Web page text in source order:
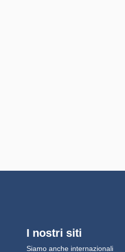
I nostri siti
Siamo anche internazionali